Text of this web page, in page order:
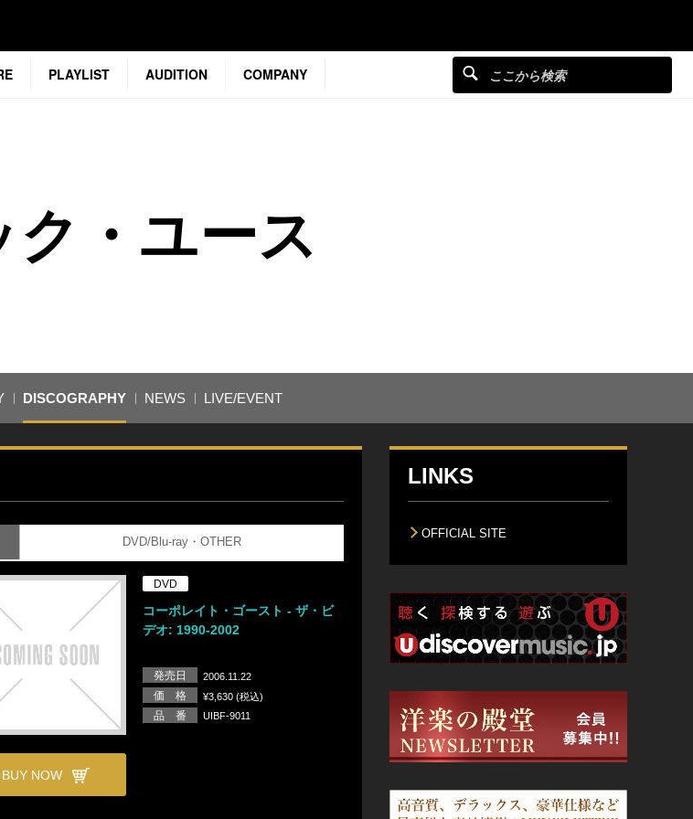
PLAYLIST AUDITION COMPANY
ク・ユース
DISCOGRAPHY NEWS LIVE/EVENT
DVD/Blu-ray・OTHER
BUY NOW
DVD
コーポレイト・ゴースト - ザ・ビ
デオ: 1990-2002
発売日 2006.11.22
価 格 ¥3,630 (税込)
品 番 UIBF-9011
LINKS
OFFICIAL SITE